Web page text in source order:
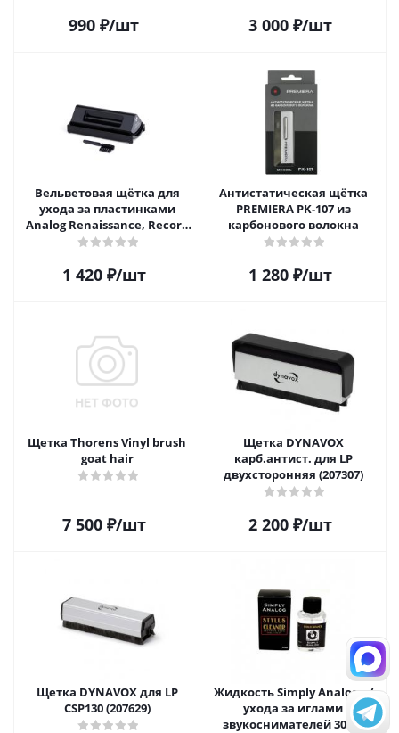
990 ₽/шт 3 000₽/шт
Вельветовая щётка для
ухода за пластинками
Analog Renaissance, Record
Velvet Brush, AR-7151, Black
1 420₽/шт
Антистатическая щётка
PREMIERA PK-107 из
карбонового волокна
1 280₽/шт
Щетка Thorens Vinyl brush
goat hair
7 500₽/шт
Щетка DYNAVOX
карб.антист. для LP
двухсторонняя (207307)
2 200₽/шт
Щетка DYNAVOX для LP
CSP130 (207629)
Жидкость Simply Analog д/
ухода за иглами
звукоснимателей 30мл